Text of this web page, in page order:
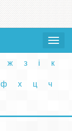
Toggle
ж з і к
ф х ц ч